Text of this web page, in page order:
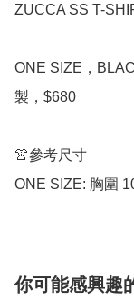
ZUCCA SS T-
ONE SIZE，
製，$680
👚參考尺寸
ONE SIZE: 胸圍
你可能感興趣